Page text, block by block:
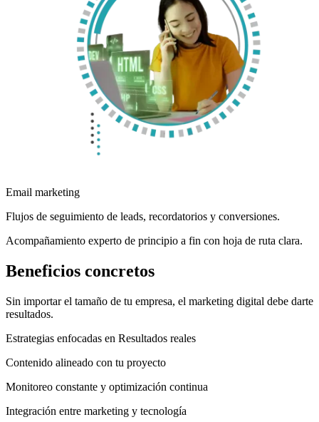
Email marketing
Flujos de seguimiento de leads, recordatorios y conversiones.
Acompañamiento experto de principio a fin con hoja de ruta clara.
Beneficios concretos
Sin importar el tamaño de tu empresa, el marketing digital debe darte
resultados.
Estrategias enfocadas en Resultados reales
Contenido alineado con tu proyecto
Monitoreo constante y optimización continua
Integración entre marketing y tecnología